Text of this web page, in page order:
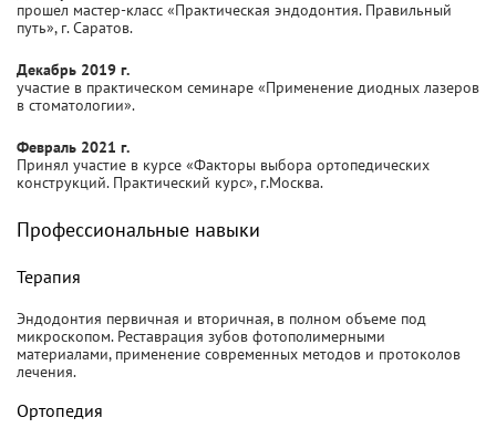
прошел мастер-класс «Практическая эндодонтия. Правильный
путь», г. Саратов.
Декабрь 2019 г.
участие в практическом семинаре «Применение диодных лазеров
в стоматологии».
Февраль 2021 г.
Принял участие в курсе «Факторы выбора ортопедических
конструкций. Практический курс», г.Москва.
Профессиональные навыки
Терапия
Эндодонтия первичная и вторичная, в полном объеме под
микроскопом. Реставрация зубов фотополимерными
материалами, применение современных методов и протоколов
лечения.
Ортопедия